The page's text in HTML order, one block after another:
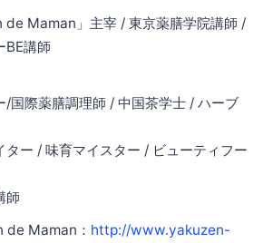
de Maman」主宰 / 東京薬膳学院講師 /
BE講師
/国際薬膳調理師 / 中国茶学士 / ハーブ
ター / 味育マイスター / ビューティフー
師
Maman： http://www.yakuzen-